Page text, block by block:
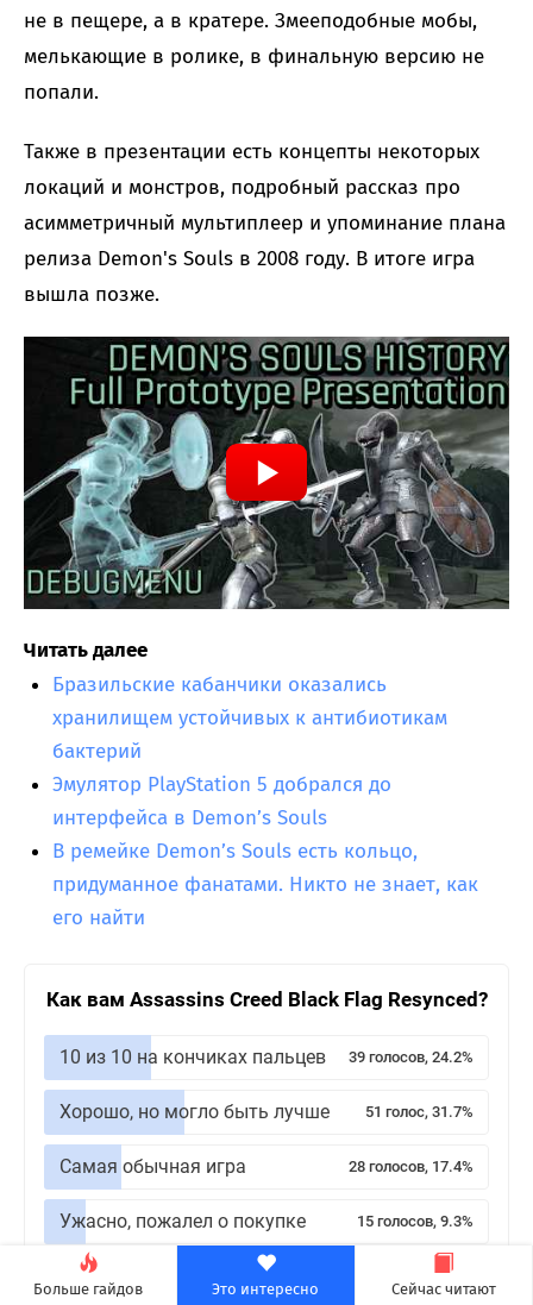
Больше гайдов Это интересно Сейчас читают
не в пещере, а в кратере. Змееподобные мобы,
мелькающие в ролике, в финальную версию не
попали.
Также в презентации есть концепты некоторых
локаций и монстров, подробный рассказ про
асимметричный мультиплеер и упоминание плана
релиза Demon's Souls в 2008 году. В итоге игра
вышла позже.
Читать далее
Бразильские кабанчики оказались
хранилищем устойчивых к антибиотикам
бактерий
Эмулятор PlayStation 5 добрался до
интерфейса в Demon’s Souls
В ремейке Demon’s Souls есть кольцо,
придуманное фанатами. Никто не знает, как
его найти
Как вам Assassins Creed Black Flag Resynced?
10 из 10 на кончиках пальцев 39 голосов, 24.2%
Хорошо, но могло быть лучше 51 голос, 31.7%
Самая обычная игра 28 голосов, 17.4%
Ужасно, пожалел о покупке 15 голосов, 9.3%
Не играл и не собираюсь 28 голосов, 17.4%